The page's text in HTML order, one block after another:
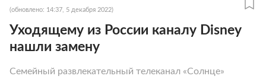
(обновлено: 14:37, 5 декабря 2022)
Уходящему из России каналу Disney
нашли замену
Семейный развлекательный телеканал «Солнце»